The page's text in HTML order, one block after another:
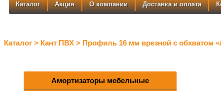
Каталог Акция О компании Доставка и оплата
Каталог > Кант ПВХ > Профиль 16 мм врезной с обхватом
Амортизаторы мебельные